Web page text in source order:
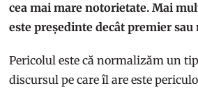
cea mai mare notorietate. Mai
este președinte decât premier
Pericolul este că normalizăm un
discursul pe care îl are este